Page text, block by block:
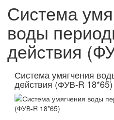
Система
воды
действия
Система умягчения
действия (ФУВ-R 18*65)